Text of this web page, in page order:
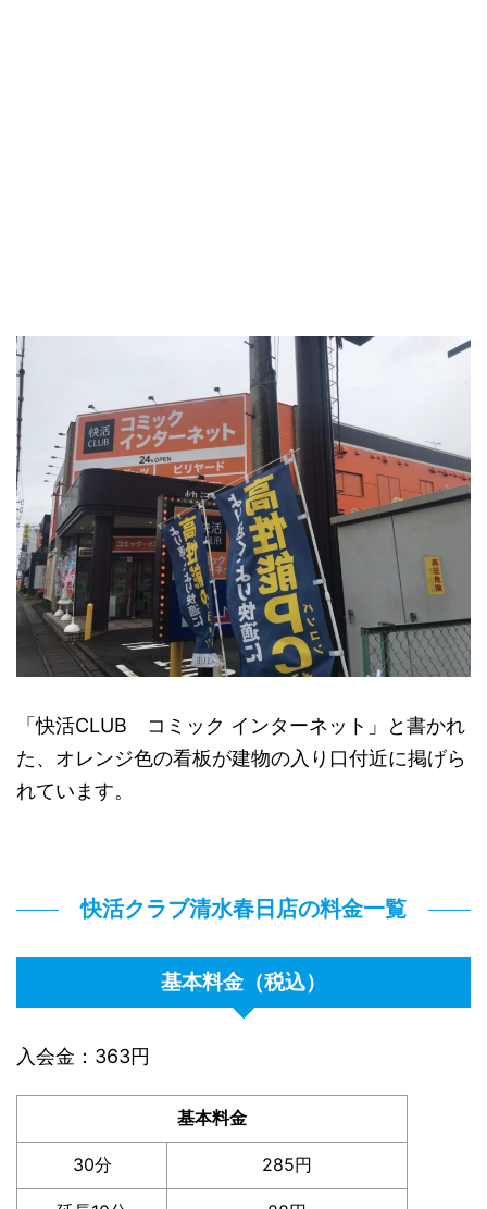
「快活CLUB コミック インターネット」と書かれ
た、オレンジ色の看板が建物の入り口付近に掲げら
れています。
快活クラブ清水春日店の料金一覧
基本料金（税込）
入会金：363円
基本料金
30分 285円